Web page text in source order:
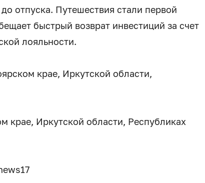
отпуска. Путешествия стали первой
быстрый возврат инвестиций за счет
лояльности.
крае, Иркутской области,
Иркутской области, Республиках